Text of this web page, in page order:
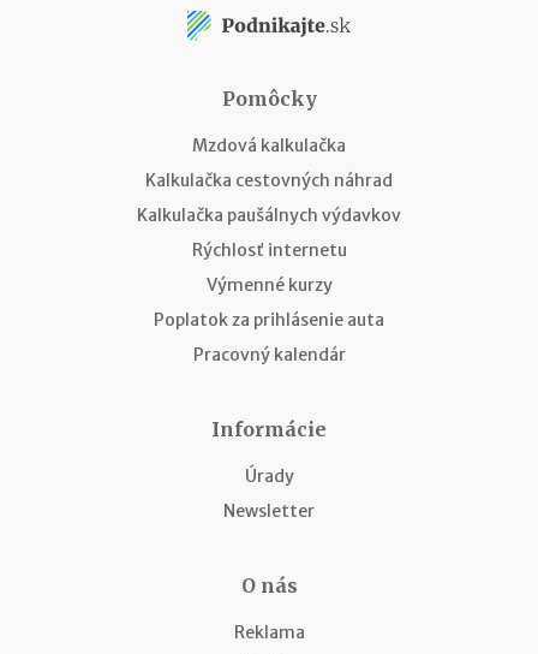
Pomôcky
Mzdová kalkulačka
Kalkulačka cestovných náhrad
Kalkulačka paušálnych výdavkov
Rýchlosť internetu
Výmenné kurzy
Poplatok za prihlásenie auta
Pracovný kalendár
Informácie
Úrady
Newsletter
O nás
Reklama